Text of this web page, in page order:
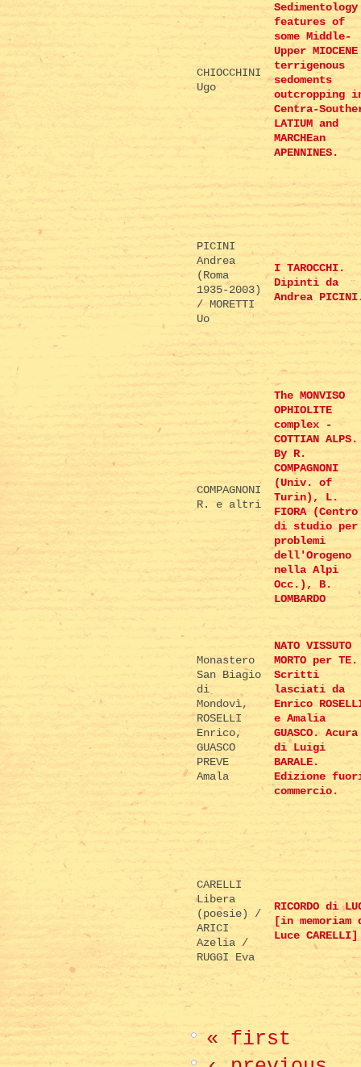
CHIOCCHINI
Ugo
Sedimentology
features of
some Middle-
Upper MIOCENE
terrigenous
sedoments
outcropping
Centra-
LATIUM and
MARCHEan
APENNINES.
PICINI
Andrea
(Roma
1935-2003)
/ MORETTI
Uo
I TAROCCHI.
Dipinti da
Andrea
COMPAGNONI
R. e altri
The MONVISO
OPHIOLITE
complex -
COTTIAN ALPS.
By R.
COMPAGNONI
(Univ. of
Turin), L.
FIORA (Centro
di studio
problemi
dell'Orogeno
nella Alpi
Occ.), B.
LOMBARDO
Monastero
San Biagio
di
Mondovì,
ROSELLI
Enrico,
GUASCO
PREVE
Amala
NATO VISSUTO
MORTO per TE.
Scritti
lasciati da
Enrico
e Amalia
GUASCO. Acura
di Luigi
BARALE.
Edizione
commercio.
CARELLI
Libera
(poesie) /
ARICI
Azelia /
RUGGI Eva
RICORDO di
[in memoriam
Luce CARELLI]
« first